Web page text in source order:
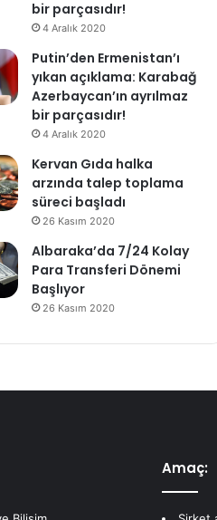
bir parçasıdır!
4 Aralık 2020
Putin’den Ermenistan’ı
yıkan açıklama: Karabağ
Azerbaycan’ın ayrılmaz
bir parçasıdır!
4 Aralık 2020
Kervan Gıda halka
arzında talep toplama
süreci başladı
26 Kasım 2020
Albaraka’da 7/24 Kolay
Para Transferi Dönemi
Başlıyor
26 Kasım 2020
Amaç: